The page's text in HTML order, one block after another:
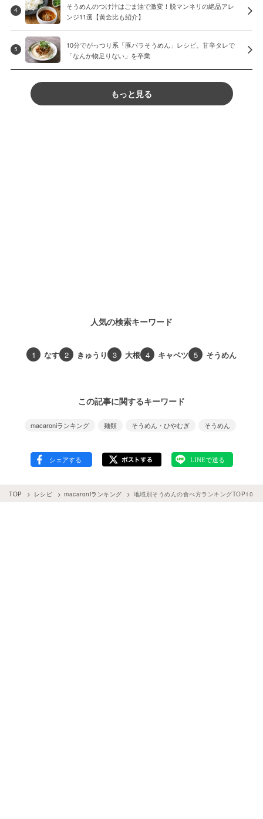
4
そうめんのつけ汁はごま油で激変！脱マンネリの絶品アレ
ンジ11選【黄金比も紹介】
5
10分でがっつり系「豚バラそうめん」レシピ。甘辛タレで
「なんか物足りない」を卒業
もっと見る
人気の検索キーワード
1 なす 2 きゅうり 3 大根 4 キャベツ 5 そうめん
この記事に関するキーワード
macaroniランキング 麺類 そうめん・ひやむぎ そうめん
TOP レシピ macaroniランキング 地域別そうめんの食べ方ランキングTOP10！